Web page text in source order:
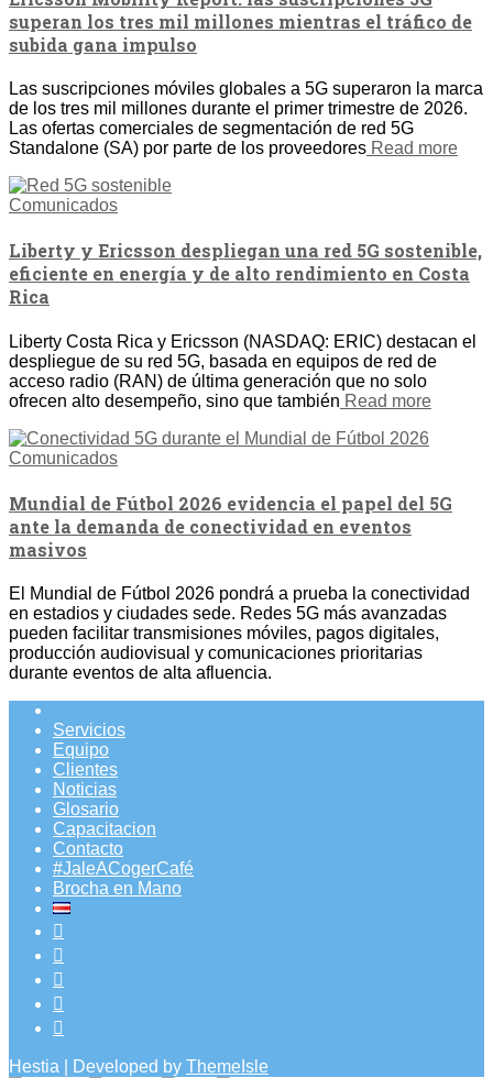
superan los tres mil millones mientras el tráfico de
subida gana impulso
Las suscripciones móviles globales a 5G superaron la marca
de los tres mil millones durante el primer trimestre de 2026.
Las ofertas comerciales de segmentación de red 5G
Standalone (SA) por parte de los proveedores Read more
Comunicados
Liberty y Ericsson despliegan una red 5G sostenible,
eficiente en energía y de alto rendimiento en Costa
Rica
Liberty Costa Rica y Ericsson (NASDAQ: ERIC) destacan el
despliegue de su red 5G, basada en equipos de red de
acceso radio (RAN) de última generación que no solo
ofrecen alto desempeño, sino que también Read more
Comunicados
Mundial de Fútbol 2026 evidencia el papel del 5G
ante la demanda de conectividad en eventos
masivos
El Mundial de Fútbol 2026 pondrá a prueba la conectividad
en estadios y ciudades sede. Redes 5G más avanzadas
pueden facilitar transmisiones móviles, pagos digitales,
producción audiovisual y comunicaciones prioritarias
durante eventos de alta afluencia.
Servicios
Equipo
Clientes
Noticias
Glosario
Capacitacion
Contacto
#JaleACogerCafé
Brocha en Mano
Hestia | Developed by ThemeIsle